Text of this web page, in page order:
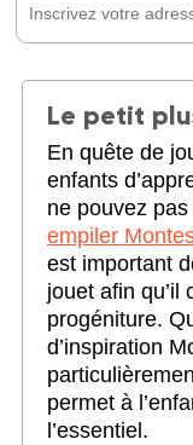
Le petit
En quête de
enfants
ne pouvez
empiler
est important
jouet afin qu’il
progéniture.
d’inspiration
permet à
l’essentiel.